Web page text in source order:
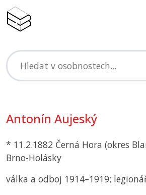
Antonín Aujeský
* 11.2.1882 Černá Hora (okres
Brno-Holásky
válka a odboj 1914–1919;